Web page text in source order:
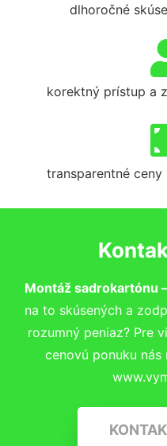
dlhoročné
korektný prístup a
transparentné
Montáž sadrokartónu
na to skúsených a
rozumný peniaz? Pre
cenovú ponuku